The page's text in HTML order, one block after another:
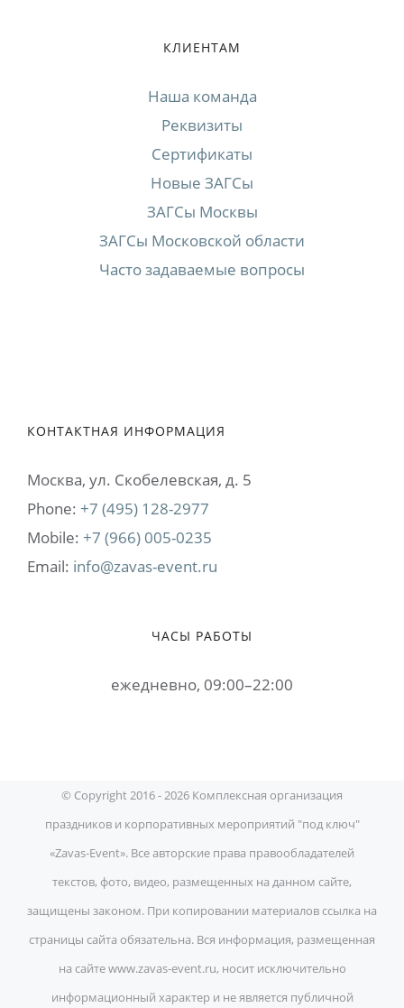
КЛИЕНТАМ
Наша команда
Реквизиты
Сертификаты
Новые ЗАГСы
ЗАГСы Москвы
ЗАГСы Московской области
Часто задаваемые вопросы
КОНТАКТНАЯ ИНФОРМАЦИЯ
Москва, ул. Cкобелевская, д. 5
Phone: +7 (495) 128-2977
Mobile: +7 (966) 005-0235
Email: info@zavas-event.ru
ЧАСЫ РАБОТЫ
ежедневно, 09:00–22:00
© Copyright 2016 -2026 Комплексная организация
праздников и корпоративных мероприятий "под ключ"
«Zavas-Event». Все авторские права правообладателей
текстов, фото, видео, размещенных на данном сайте,
защищены законом. При копировании материалов ссылка на
страницы сайта обязательна. Вся информация, размещенная
на сайте www.zavas-event.ru, носит исключительно
информационный характер и не является публичной